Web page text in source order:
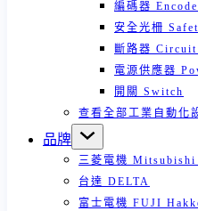
編碼器
安全光柵
斷路器
電源供應器
開關 Switch
查看全部工業自動化
品牌
三菱電機
台達 DELTA
富士電機 FUJI